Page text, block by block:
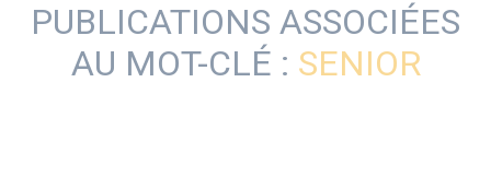
PUBLICATIONS ASSOCIÉES
AU MOT-CLÉ : SENIOR